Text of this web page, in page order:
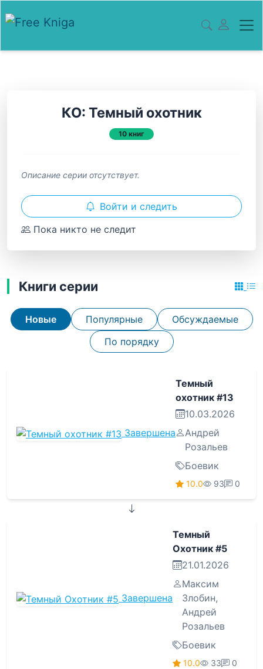
КО: Темный охотник
10 книг
Описание серии отсутствует.
Войти и следить
Пока никто не следит
Книги серии
Новые Популярные
Обсуждаемые
По порядку
Завершена
Темный
охотник #13
10.03.2026
Андрей
Розальев
Боевик
10.0 93 0
Завершена
Темный
Охотник #5
21.01.2026
Максим
Злобин,
Андрей
Розальев
Боевик
10.0 33 0